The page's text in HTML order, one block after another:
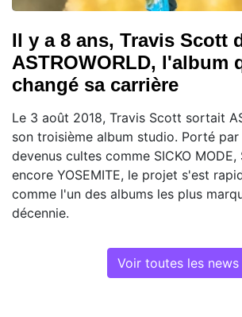
Il y a 8 ans, Travis Scott
ASTROWORLD, l'album
changé sa carrière
Le 3 août 2018, Travis Scott sortait
son troisième album studio. Porté
devenus cultes comme SICKO MODE,
encore YOSEMITE, le projet s'est
comme l'un des albums les plus
décennie.
Voir toutes les news